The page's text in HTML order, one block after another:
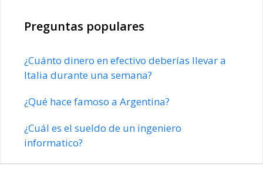
Preguntas populares
¿Cuánto dinero en efectivo deberías llevar a
Italia durante una semana?
¿Qué hace famoso a Argentina?
¿Cuál es el sueldo de un ingeniero
informatico?